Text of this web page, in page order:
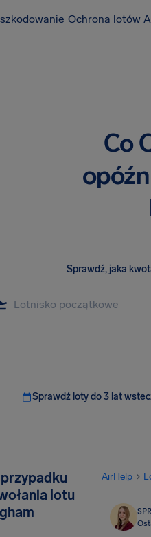
Ochrona lotów
Co
Sprawdź, jaka
Sprawdź loty do 3 lat
lotu
AirHelp